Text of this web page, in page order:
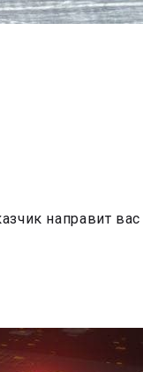
направит